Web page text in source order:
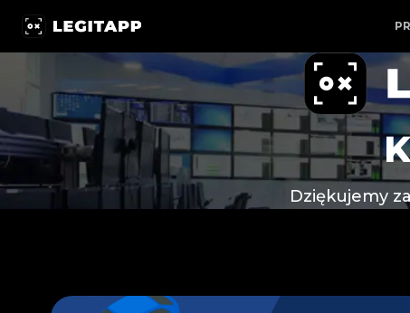
Kampania Specjalna LegitApp × Aucnet: Zarejestruj
Dziękujemy